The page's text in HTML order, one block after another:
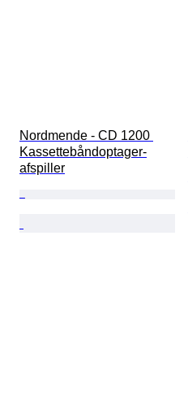
Nordmende - CD 1200
Kassettebåndoptager-
afspiller